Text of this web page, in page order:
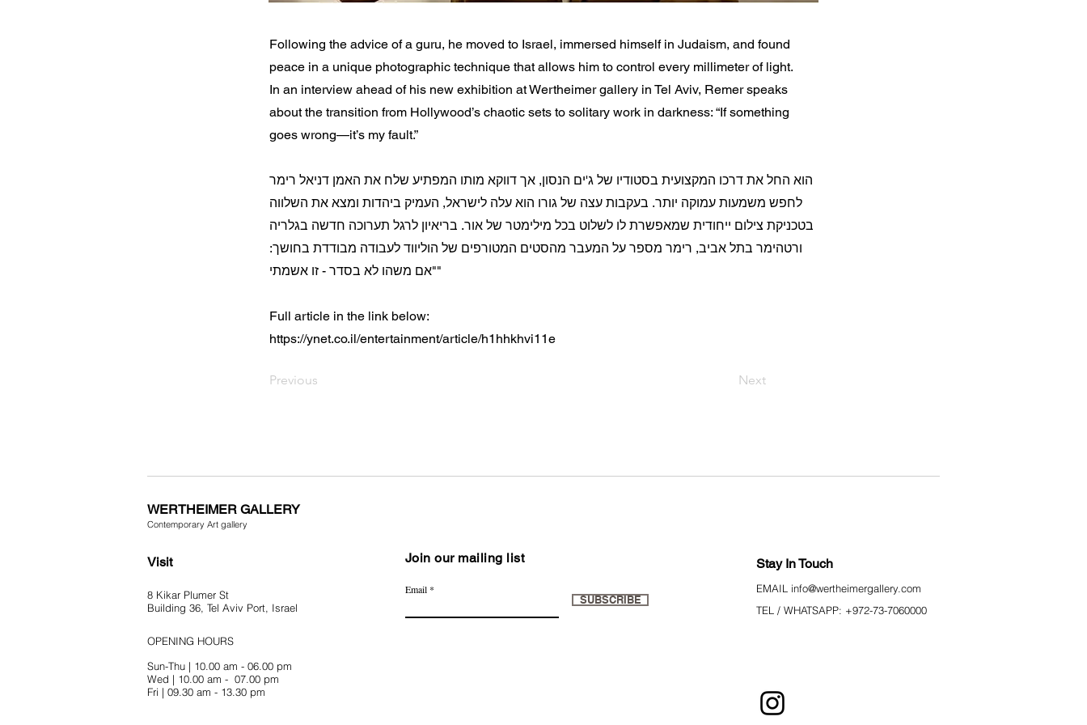
Following the advice of a guru, he moved to Israel, immersed himself in Judaism, and found
peace in a unique photographic technique that allows him to control every millimeter of light.
In an interview ahead of his new exhibition at Wertheimer gallery in Tel Aviv, Remer speaks
about the transition from Hollywood’s chaotic sets to solitary work in darkness: “If something
goes wrong—it’s my fault.”
הוא החל את דרכו המקצועית בסטודיו של ג'ים הנסון, אך דווקא מותו המפתיע שלח את האמן דניאל רימר
לחפש משמעות עמוקה יותר. בעקבות עצה של גורו הוא עלה לישראל, העמיק ביהדות ומצא את השלווה
בטכניקת צילום ייחודית שמאפשרת לו לשלוט בכל מילימטר של אור. בריאיון לרגל תערוכה חדשה בגלריה
ורטהימר בתל אביב, רימר מספר על המעבר מהסטים המטורפים של הוליווד לעבודה מבודדת בחושך:
"אם משהו לא בסדר - זו אשמתי"
Full article in the link below:
https://ynet.co.il/entertainment/article/h1hhkhvi11e
Previous Next
WERTHEIMER GALLERY
Contemporary Art gallery
Visit
8 Kikar Plumer St
Building 36, Tel Aviv Port, Israel
OPENING HOURS
Sun-Thu | 10.00 am - 06.00 pm
Wed | 10.00 am - 07.00 pm
Fri | 09.30 am - 13.30 pm
Join our mailing list
Email
SUBSCRIBE
Stay In Touch
EMAIL info@wertheimergallery.com
TEL / WHATSAPP: +972-73-7060000